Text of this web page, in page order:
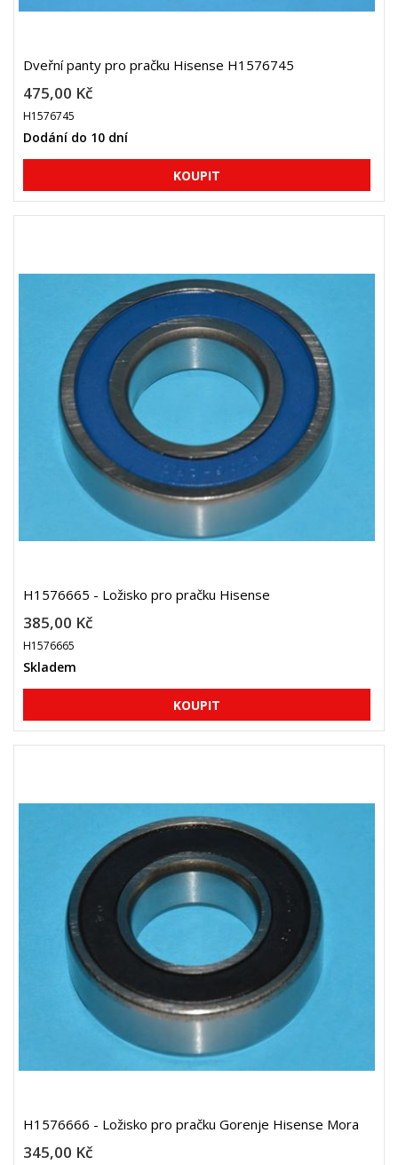
Dveřní panty pro pračku Hisense H1576745
475,00 Kč
H1576745
Dodání do 10 dní
H1576665 - Ložisko pro pračku Hisense
385,00 Kč
H1576665
Skladem
H1576666 - Ložisko pro pračku Gorenje Hisense Mora
345,00 Kč